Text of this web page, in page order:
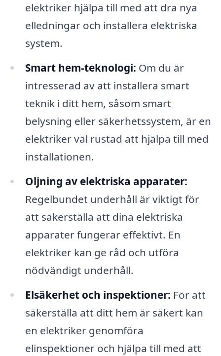
elektriker hjälpa till med att dra nya
elledningar och installera elektriska
system.
Smart hem-teknologi: Om du är
intresserad av att installera smart
teknik i ditt hem, såsom smart
belysning eller säkerhetssystem, är en
elektriker väl rustad att hjälpa till med
installationen.
Oljning av elektriska apparater:
Regelbundet underhåll är viktigt för
att säkerställa att dina elektriska
apparater fungerar effektivt. En
elektriker kan ge råd och utföra
nödvändigt underhåll.
Elsäkerhet och inspektioner: För att
säkerställa att ditt hem är säkert kan
en elektriker genomföra
elinspektioner och hjälpa till med att